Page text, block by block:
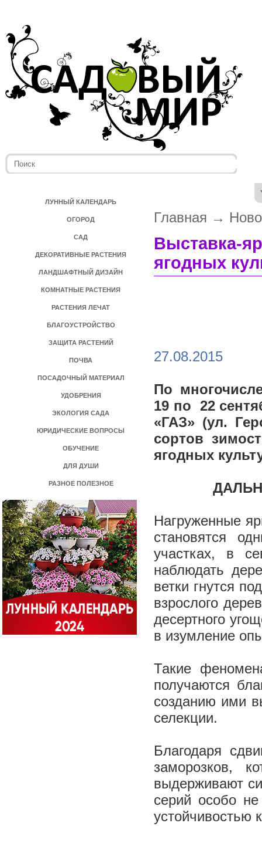
ЛУННЫЙ КАЛЕНДАРЬ
ОГОРОД
САД
ДЕКОРАТИВНЫЕ РАСТЕНИЯ
ЛАНДШАФТНЫЙ ДИЗАЙН
КОМНАТНЫЕ РАСТЕНИЯ
РАСТЕНИЯ ЛЕЧАТ
БЛАГОУСТРОЙСТВО
ЗАЩИТА РАСТЕНИЙ
ПОЧВА
ПОСАДОЧНЫЙ МАТЕРИАЛ
УДОБРЕНИЯ
ЭКОЛОГИЯ САДА
ЮРИДИЧЕСКИЕ ВОПРОСЫ
ОБУЧЕНИЕ
ДЛЯ ДУШИ
РАЗНОЕ ПОЛЕЗНОЕ
Главная →
Выставка-
ягодных
27.08.2015
По
19 по 22
«ГАЗ» (ул.
сортов
ягодных
Нагруженные
становятся
участках, в
наблюдать
ветки гнутся
взрослого
десертного
в изумление
Такие
получаются
созданию ими
селекции.
Благодаря
заморозков,
выдерживают
серий особо
устойчивостью